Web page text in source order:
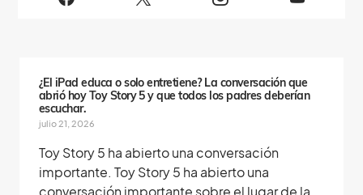
¿El iPad educa o solo entretiene? La conversación que
abrió hoy Toy Story 5 y que todos los padres deberían
escuchar.
julio 21, 2026
Toy Story 5 ha abierto una conversación
importante. Toy Story 5 ha abierto una